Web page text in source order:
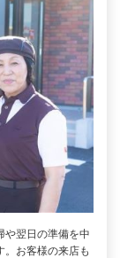
や翌日の準備を中
。お客様の来店も